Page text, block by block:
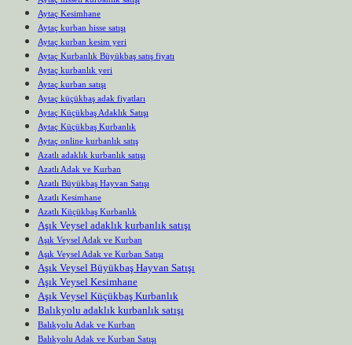
Aytaç Kesimhane
Aytaç kurban hisse satışı
Aytaç kurban kesim yeri
Aytaç Kurbanlık Büyükbaş satış fiyatı
Aytaç kurbanlık yeri
Aytaç kurban satışı
Aytaç küçükbaş adak fiyatları
Aytaç Küçükbaş Adaklık Satışı
Aytaç Küçükbaş Kurbanlık
Aytaç online kurbanlık satış
Azatlı adaklık kurbanlık satışı
Azatlı Adak ve Kurban
Azatlı Büyükbaş Hayvan Satışı
Azatlı Kesimhane
Azatlı Küçükbaş Kurbanlık
Aşık Veysel adaklık kurbanlık satışı
Aşık Veysel Adak ve Kurban
Aşık Veysel Adak ve Kurban Satışı
Aşık Veysel Büyükbaş Hayvan Satışı
Aşık Veysel Kesimhane
Aşık Veysel Küçükbaş Kurbanlık
Balıkyolu adaklık kurbanlık satışı
Balıkyolu Adak ve Kurban
Balıkyolu Adak ve Kurban Satışı